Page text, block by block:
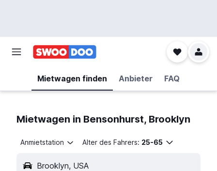
Mietwagen finden Anbieter FAQ
Mietwagen in Bensonhurst, Brooklyn
Anmietstation Alter des Fahrers: 25-65
Brooklyn, USA